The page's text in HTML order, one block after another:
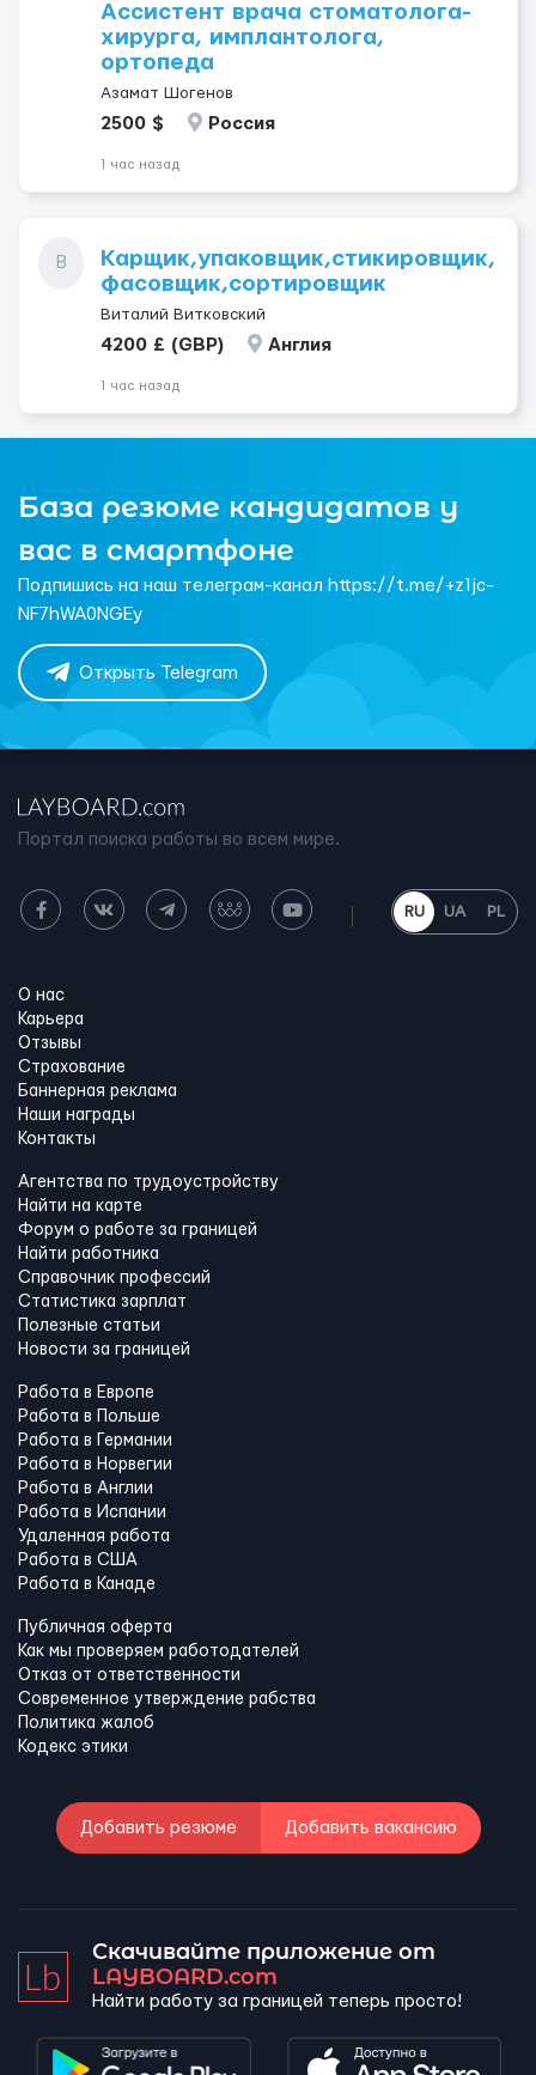
Ассистент врача стоматолога-
хирурга, имплантолога,
ортопеда
Азамат Шогенов
2500 $ Россия
1 час назад
В
Карщик,упаковщик,стикировщик,
фасовщик,сортировщик
Виталий Витковский
4200 £ (GBP) Англия
1 час назад
База резюме кандидатов у
вас в смартфоне
Подпишись на наш телеграм-канал https://t.me/+z1jc-
NF7hWA0NGEy
Открыть Telegram
Портал поиска работы во всем мире.
RU UA PL
О нас
Карьера
Отзывы
Страхование
Баннерная реклама
Наши награды
Контакты
Агентства по трудоустройству
Найти на карте
Форум о работе за границей
Найти работника
Справочник профессий
Статистика зарплат
Полезные статьи
Новости за границей
Работа в Европе
Работа в Польше
Работа в Германии
Работа в Норвегии
Работа в Англии
Работа в Испании
Удаленная работа
Работа в США
Работа в Канадe
Публичная оферта
Как мы проверяем работодателей
Отказ от ответственности
Современное утверждение рабства
Политика жалоб
Кодекс этики
Добавить резюме Добавить вакансию
Скачивайте приложение от
LAYBOARD.com
Найти работу за границей теперь просто!